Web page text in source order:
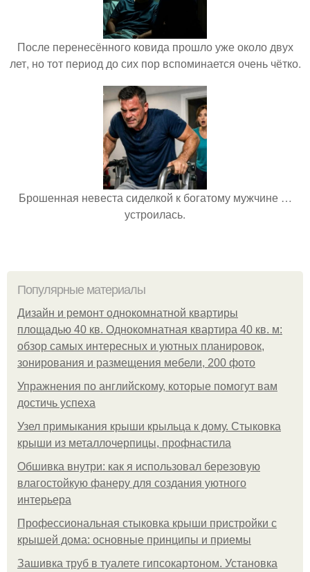
После перенесённого ковида прошло уже около двух
лет, но тот период до сих пор вспоминается очень чётко.
Брошенная невеста сиделкой к богатому мужчине …
устроилась.
Популярные материалы
Дизайн и ремонт однокомнатной квартиры
площадью 40 кв. Однокомнатная квартира 40 кв. м:
обзор самых интересных и уютных планировок,
зонирования и размещения мебели, 200 фото
Упражнения по английскому, которые помогут вам
достичь успеха
Узел примыкания крыши крыльца к дому. Стыковка
крыши из металлочерпицы, профнастила
Обшивка внутри: как я использовал березовую
влагостойкую фанеру для создания уютного
интерьера
Профессиональная стыковка крыши пристройки с
крышей дома: основные принципы и приемы
Зашивка труб в туалете гипсокартоном. Установка